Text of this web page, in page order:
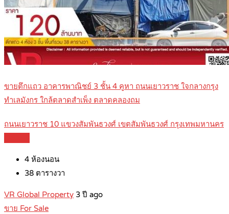
ขายตึกแถว อาคารพาณิชย์ 3 ชั้น 4 คูหา ถนนเยาวราช ใจกลางกรุง
ทำเลมังกร ใกล้ตลาดสำเพ็ง ตลาดคลองถม
ถนนเยาวราช 10 แขวงสัมพันธวงศ์ เขตสัมพันธวงศ์ กรุงเทพมหานคร
4 ห้องนอน
38 ตารางวา
VR Global Property 3 ปี ago
ขาย For Sale